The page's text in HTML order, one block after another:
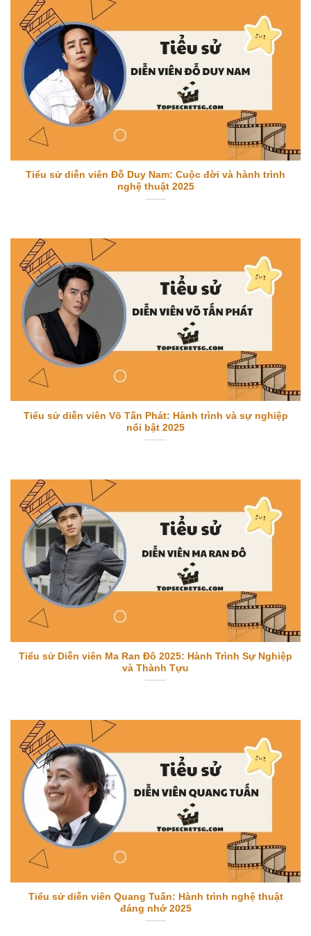
Tiểu sử diễn viên Đỗ Duy Nam: Cuộc đời và hành trình
nghệ thuật 2025
Tiểu sử diễn viên Võ Tấn Phát: Hành trình và sự nghiệp
nổi bật 2025
Tiểu sử Diễn viên Ma Ran Đô 2025: Hành Trình Sự Nghiệp
và Thành Tựu
Tiểu sử diễn viên Quang Tuấn: Hành trình nghệ thuật
đáng nhớ 2025